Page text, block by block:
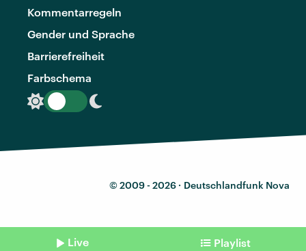
Kommentarregeln
Gender und Sprache
Barrierefreiheit
Farbschema
© 2009 - 2026 · Deutschlandfunk Nova
Live Playlist